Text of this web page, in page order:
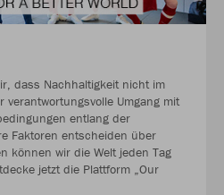
dass Nachhaltigkeit nicht im
verantwortungsvolle Umgang mit
entlang der
Faktoren entscheiden über
können wir die Welt jeden Tag
jetzt die Plattform „Our